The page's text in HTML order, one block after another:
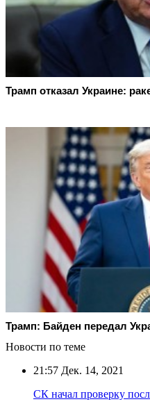
Трамп отказал Украине:
Трамп: Байден передал
Новости по теме
21:57 Дек. 14, 2021
СК начал проверку